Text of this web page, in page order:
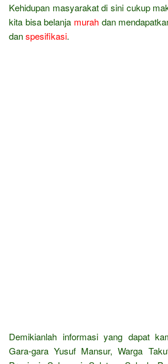
Kehidupan masyarakat di sini cukup
kita bisa belanja murahdan
danspesifikasi.
Demikianlah informasi yang dapat
Gara-gara Yusuf Mansur, Warga